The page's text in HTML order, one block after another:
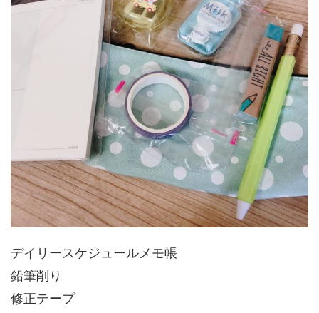
デイリースケジュールメモ帳
鉛筆削り
修正テープ